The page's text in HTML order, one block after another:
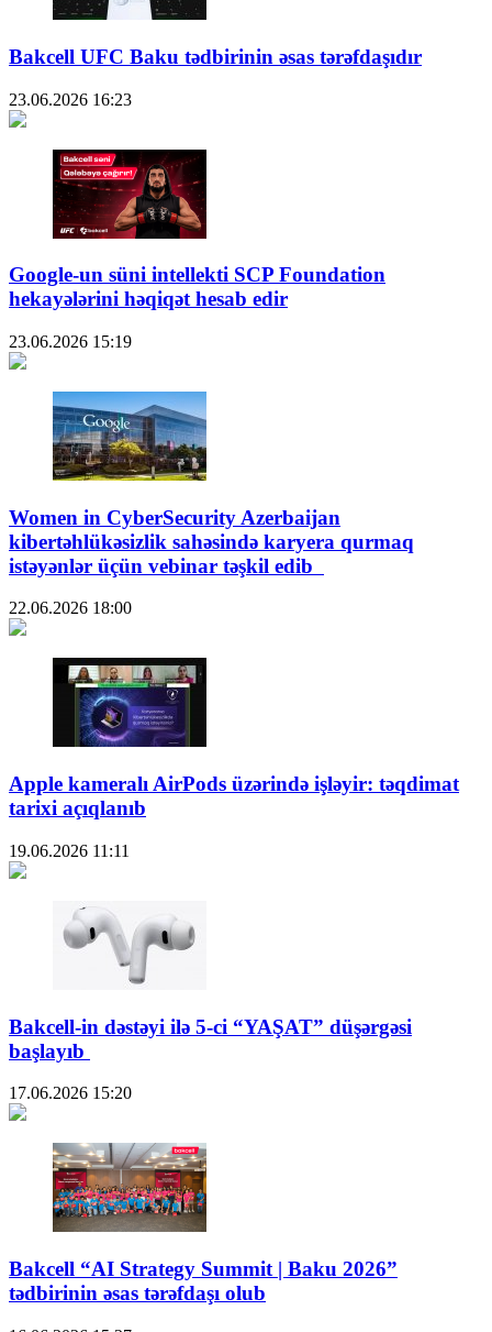
Bakcell UFC Baku tədbirinin əsas tərəfdaşıdır
23.06.2026 16:23
Google-un süni intellekti SCP Foundation
hekayələrini həqiqət hesab edir
23.06.2026 15:19
Women in CyberSecurity Azerbaijan
kibertəhlükəsizlik sahəsində karyera qurmaq
istəyənlər üçün vebinar təşkil edib
22.06.2026 18:00
Apple kameralı AirPods üzərində işləyir: təqdimat
tarixi açıqlanıb
19.06.2026 11:11
Bakcell-in dəstəyi ilə 5-ci “YAŞAT” düşərgəsi
başlayıb
17.06.2026 15:20
Bakcell “AI Strategy Summit | Baku 2026”
tədbirinin əsas tərəfdaşı olub